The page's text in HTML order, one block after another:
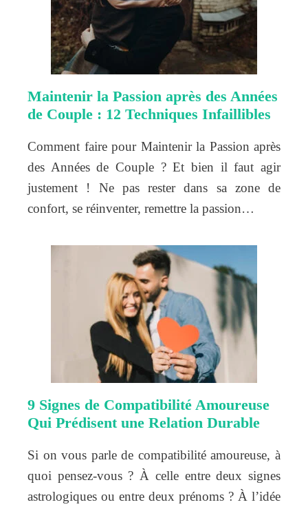
Maintenir la Passion après des Années
de Couple : 12 Techniques Infaillibles
Comment faire pour Maintenir la Passion après
des Années de Couple ? Et bien il faut agir
justement ! Ne pas rester dans sa zone de
confort, se réinventer, remettre la passion…
9 Signes de Compatibilité Amoureuse
Qui Prédisent une Relation Durable
Si on vous parle de compatibilité amoureuse, à
quoi pensez-vous ? À celle entre deux signes
astrologiques ou entre deux prénoms ? À l’idée